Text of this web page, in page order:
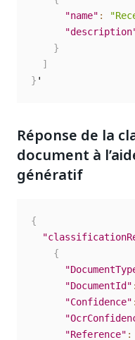
"name" :
}
]
}
Réponse de la
document à
génératif
{
{
"DocumentId" :
"Confidence" :
"Reference" :